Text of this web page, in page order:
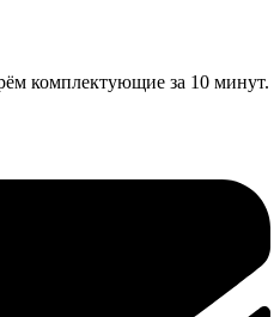
комплектующие за 10 минут.